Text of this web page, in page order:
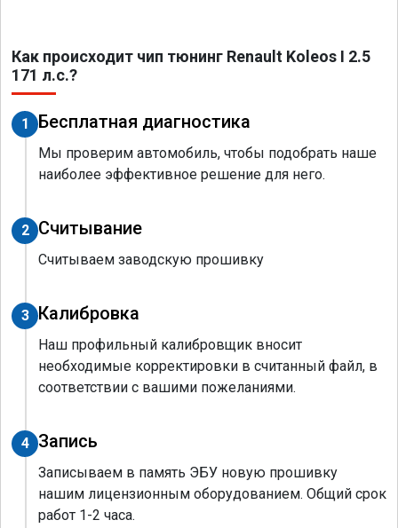
Как происходит чип тюнинг Renault Koleos I 2.5
171 л.с.?
1 Бесплатная диагностика
Мы проверим автомобиль, чтобы подобрать наше
наиболее эффективное решение для него.
2 Считывание
Считываем заводскую прошивку
3 Калибровка
Наш профильный калибровщик вносит
необходимые корректировки в считанный файл, в
соответствии с вашими пожеланиями.
4 Запись
Записываем в память ЭБУ новую прошивку
нашим лицензионным оборудованием. Общий срок
работ 1-2 часа.